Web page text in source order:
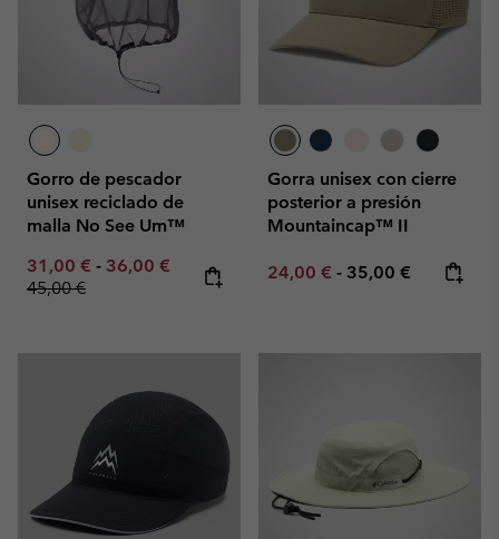
Gorro de pescador
unisex reciclado de
malla No See Um™
Minimum sale price:
31,00 € - Maximum sale price:
36,00 € Regular price:
45,00 €
Gorra unisex con cierre
posterior a presión
Mountaincap™ II
Minimum sale price:
24,00 € - Maximum price:
35,00 €